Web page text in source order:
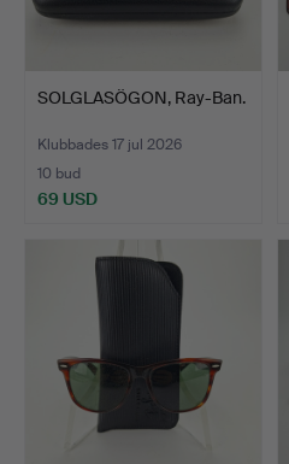
SOLGLASÖGON, Ray-Ban.
Klubbades 17 jul 2026
10 bud
69 USD